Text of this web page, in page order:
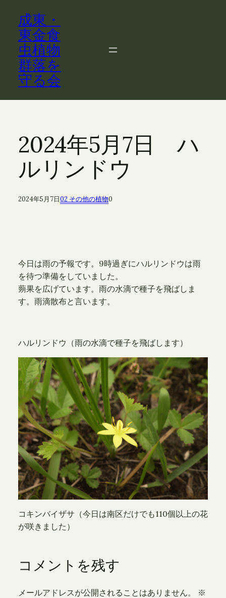
成東・
東金食
虫植物
群落を
守る会
2024年5月7日 ハ
ルリンドウ
2024年5月7日02 その他の植物0
今日は雨の予報です。9時過ぎにハルリンドウは雨
を待つ準備をしていました。
蒴果を広げています。雨の水滴で種子を飛ばしま
す。雨滴散布と言います。
ハルリンドウ（雨の水滴で種子を飛ばします）
コキンバイザサ（今日は南区だけでも110個以上の花
が咲きました）
コメントを残す
メールアドレスが公開されることはありません。
※